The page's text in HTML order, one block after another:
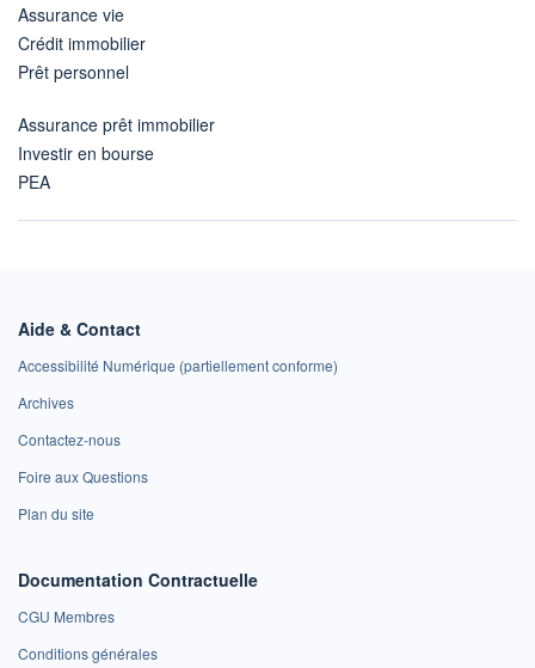
Assurance vie
Crédit immobilier
Prêt personnel
Assurance prêt immobilier
Investir en bourse
PEA
Aide & Contact
Accessibilité Numérique (partiellement conforme)
Archives
Contactez-nous
Foire aux Questions
Plan du site
Documentation Contractuelle
CGU Membres
Conditions générales